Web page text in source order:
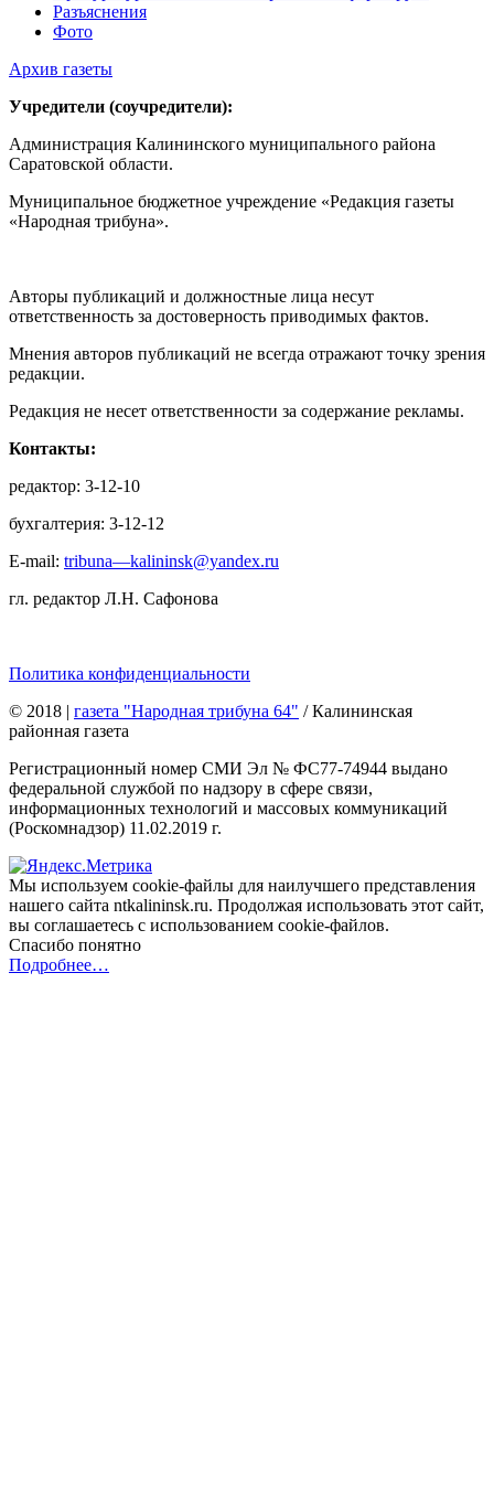
Разъяснения
Фото
Архив газеты
Учредители (соучредители):
Администрация Калининского муниципального района
Саратовской области.
Муниципальное бюджетное учреждение «Редакция газеты
«Народная трибуна».
Авторы публикаций и должностные лица несут
ответственность за достоверность приводимых фактов.
Мнения авторов публикаций не всегда отражают точку зрения
редакции.
Редакция не несет ответственности за содержание рекламы.
Контакты:
редактор: 3-12-10
бухгалтерия: 3-12-12
E-mail: tribuna—kalininsk@yandex.ru
гл. редактор Л.Н. Сафонова
Политика конфиденциальности
© 2018 | газета "Народная трибуна 64" / Калининская
районная газета
Регистрационный номер СМИ Эл № ФС77-74944 выдано
федеральной службой по надзору в сфере связи,
информационных технологий и массовых коммуникаций
(Роскомнадзор) 11.02.2019 г.
Мы используем cookie-файлы для наилучшего представления
нашего сайта ntkalininsk.ru. Продолжая использовать этот сайт,
вы соглашаетесь с использованием cookie-файлов.
Спасибо понятно
Подробнее…